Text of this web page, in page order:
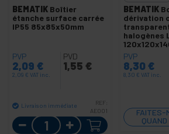
BEMATIK Boîtier
étanche surface carrée
IP55 85x85x50mm
PVP
2,09 €
2,09 € VAT inc.
PVD
1,55 €
Livraison immédiate
REF:
AE001
Quantité
BEMATIK
dérivation
halogènes
PVP
8,30 €
8,30 € VAT inc.
FAITES-